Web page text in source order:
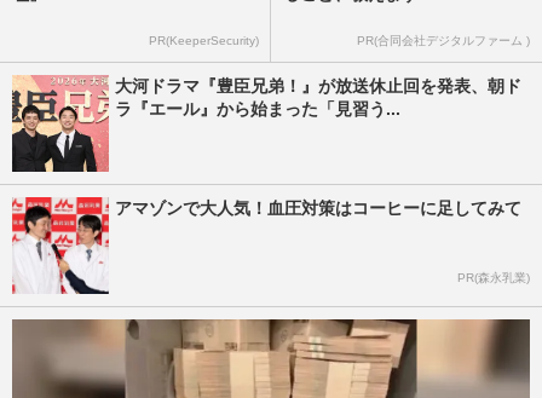
PR(KeeperSecurity) PR(合同会社デジタルファーム )
大河ドラマ『豊臣兄弟！』が放送休止回を発表、朝ド
ラ『エール』から始まった「見習う...
アマゾンで大人気！血圧対策はコーヒーに足してみて
PR(森永乳業)